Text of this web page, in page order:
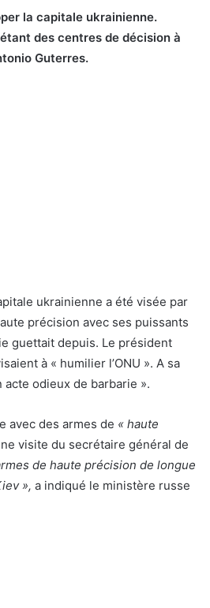
la capitale ukrainienne.
des centres de décision à
Guterres.
ukrainienne a été visée par
précision avec ses puissants
guettait depuis. Le président
à « humilier l’ONU ». A sa
odieux de barbarie ».
avec des armes de « haute
visite du secrétaire général de
de haute précision de longue
», a indiqué le ministère russe